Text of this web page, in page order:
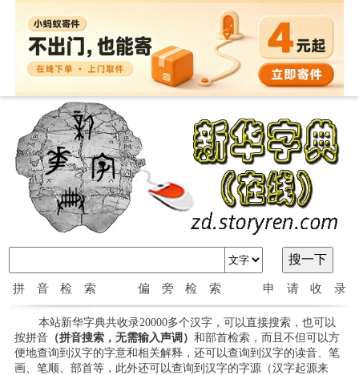
拼音检索 偏旁检索 申请收录
本站新华字典共收录20000多个汉字，可以直接搜索，也可以
按拼音（拼音搜索，无需输入声调） 和部首检索，而且不但可以方
便地查询到汉字的字意和相关解释，还可以查询到汉字的读音、笔
画、笔顺、部首等，此外还可以查询到汉字的字源（汉字起源来